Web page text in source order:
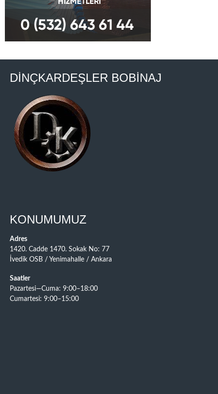
DİNÇKARDEŞLER BOBİNAJ
KONUMUMUZ
Adres
1420. Cadde 1470. Sokak No: 77
İvedik OSB / Yenimahalle / Ankara
Saatler
Pazartesi—Cuma: 9:00–18:00
Cumartesi: 9:00–15:00